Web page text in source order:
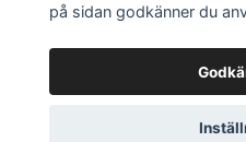
på sidan godkänner du